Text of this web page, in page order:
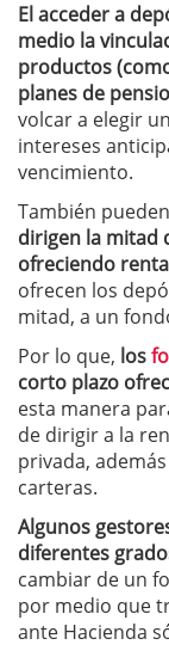
El acceder a
medio la
productos
planes de
volcar a elegir
intereses
vencimiento.
También
dirigen la mitad
ofreciendo
ofrecen los
mitad, a un
Por lo que, los
corto plazo
esta manera
de dirigir a la
privada,
carteras.
Algunos
diferentes
cambiar de un
por medio que
ante Hacienda